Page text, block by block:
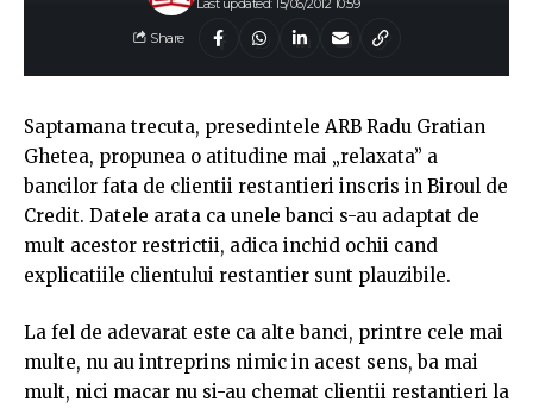
Last updated: 15/06/2012 10:59
Share
Saptamana trecuta, presedintele ARB Radu Gratian
Ghetea, propunea o atitudine mai „relaxata” a
bancilor fata de clientii restantieri inscris in Biroul de
Credit. Datele arata ca unele banci s-au adaptat de
mult acestor restrictii, adica inchid ochii cand
explicatiile clientului restantier sunt plauzibile.
La fel de adevarat este ca alte banci, printre cele mai
multe, nu au intreprins nimic in acest sens, ba mai
mult, nici macar nu si-au chemat clientii restantieri la